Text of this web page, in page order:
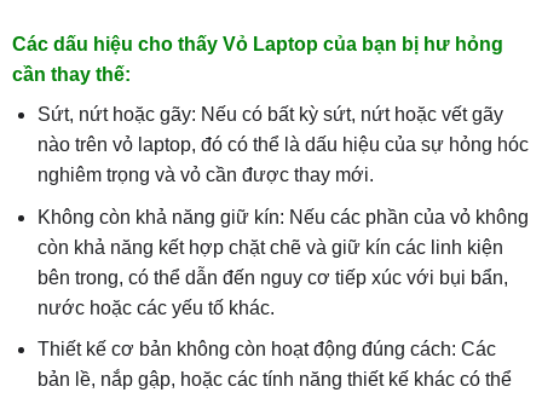
Các dấu hiệu cho thấy Vỏ Laptop của bạn bị hư hỏng
cần thay thế:
Sứt, nứt hoặc gãy: Nếu có bất kỳ sứt, nứt hoặc vết gãy
nào trên vỏ laptop, đó có thể là dấu hiệu của sự hỏng hóc
nghiêm trọng và vỏ cần được thay mới.
Không còn khả năng giữ kín: Nếu các phần của vỏ không
còn khả năng kết hợp chặt chẽ và giữ kín các linh kiện
bên trong, có thể dẫn đến nguy cơ tiếp xúc với bụi bẩn,
nước hoặc các yếu tố khác.
Thiết kế cơ bản không còn hoạt động đúng cách: Các
bản lề, nắp gập, hoặc các tính năng thiết kế khác có thể